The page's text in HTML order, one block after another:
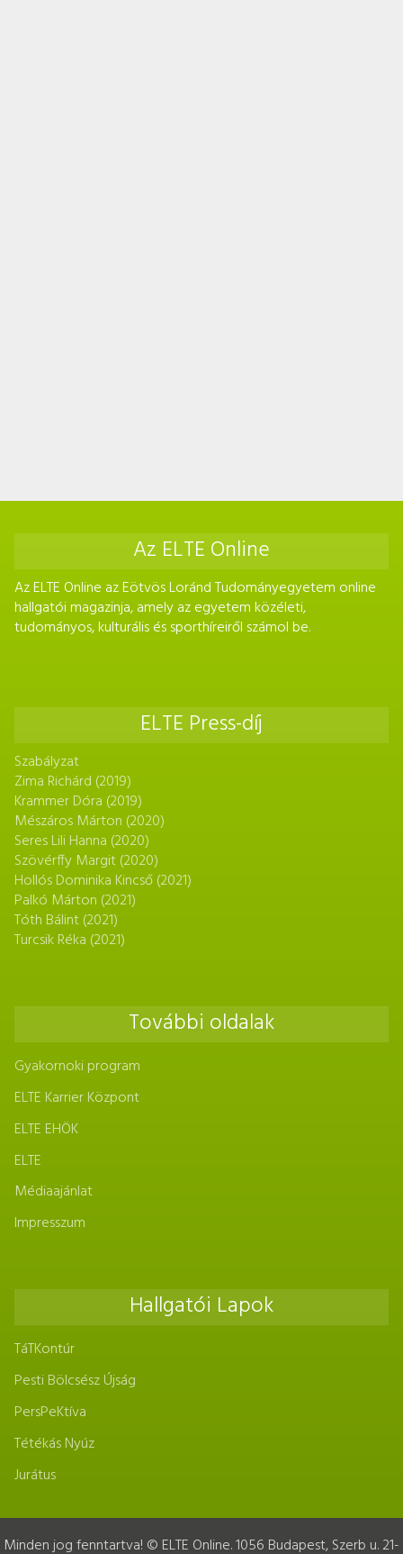
Az ELTE Online
Az ELTE Online az Eötvös Loránd Tudományegyetem online
hallgatói magazinja, amely az egyetem közéleti,
tudományos, kulturális és sporthíreiről számol be.
ELTE Press-díj
Szabályzat
Zima Richárd (2019)
Krammer Dóra (2019)
Mészáros Márton (2020)
Seres Lili Hanna (2020)
Szövérffy Margit (2020)
Hollós Dominika Kincső (2021)
Palkó Márton (2021)
Tóth Bálint (2021)
Turcsik Réka (2021)
További oldalak
Gyakornoki program
ELTE Karrier Központ
ELTE EHÖK
ELTE
Médiaajánlat
Impresszum
Hallgatói Lapok
TáTKontúr
Pesti Bölcsész Újság
PersPeKtíva
Tétékás Nyúz
Jurátus
Minden jog fenntartva! © ELTE Online. 1056 Budapest, Szerb u. 21-